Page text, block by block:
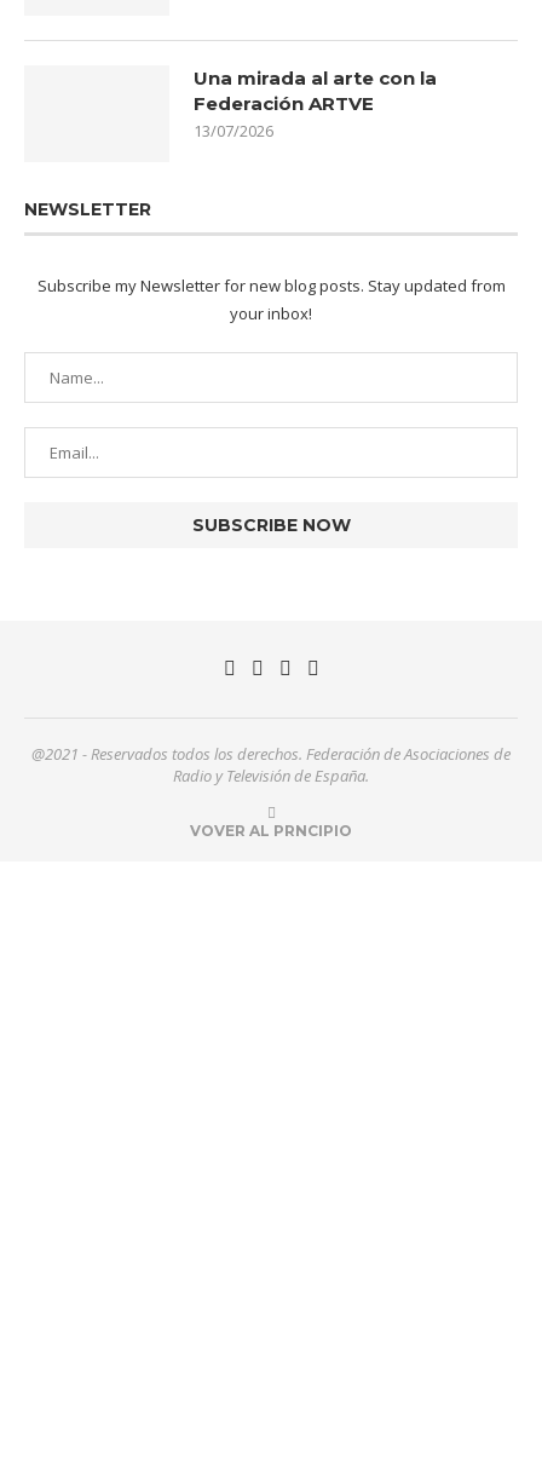
Una mirada al arte con la
Federación ARTVE
13/07/2026
NEWSLETTER
Subscribe my Newsletter for new blog posts. Stay updated from
your inbox!
@2021 - Reservados todos los derechos. Federación de Asociaciones de
Radio y Televisión de España.
VOVER AL PRNCIPIO